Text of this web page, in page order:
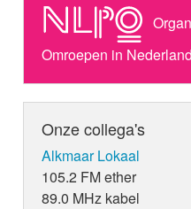
Omroepen in Nederland
Onze collega's
Alkmaar Lokaal
105.2 FM ether
89.0 MHz kabel